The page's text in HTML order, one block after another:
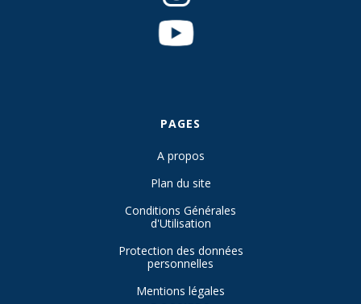
PAGES
A propos
Plan du site
Conditions Générales
d'Utilisation
Protection des données
personnelles
Mentions légales